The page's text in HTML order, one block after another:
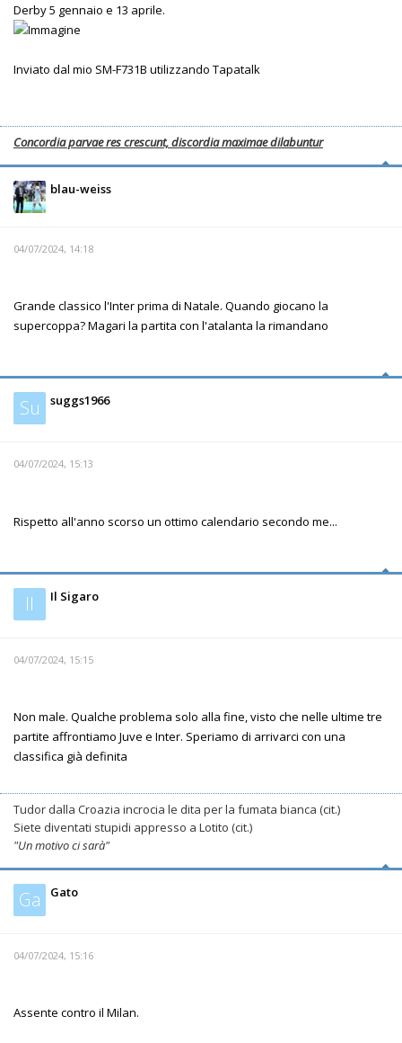
Derby 5 gennaio e 13 aprile.
Inviato dal mio SM-F731B utilizzando Tapatalk
Concordia parvae res crescunt, discordia maximae dilabuntur
blau-weiss
04/07/2024, 14:18
Grande classico l'Inter prima di Natale. Quando giocano la
supercoppa? Magari la partita con l'atalanta la rimandano
Su suggs1966
04/07/2024, 15:13
Rispetto all'anno scorso un ottimo calendario secondo me...
Il Il Sigaro
04/07/2024, 15:15
Non male. Qualche problema solo alla fine, visto che nelle ultime tre
partite affrontiamo Juve e Inter. Speriamo di arrivarci con una
classifica già definita
Tudor dalla Croazia incrocia le dita per la fumata bianca (cit.)
Siete diventati stupidi appresso a Lotito (cit.)
"Un motivo ci sarà"
Ga Gato
04/07/2024, 15:16
Assente contro il Milan.